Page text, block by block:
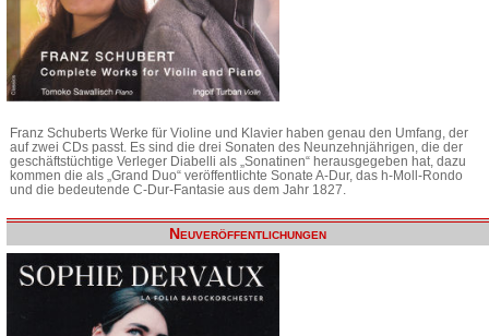
Franz Schuberts Werke für Violine und Klavier haben genau den Umfang, der
auf zwei CDs passt. Es sind die drei Sonaten des Neunzehnjährigen, die der
geschäftstüchtige Verleger Diabelli als „Sonatinen“ herausgegeben hat, dazu
kommen die als „Grand Duo“ veröffentlichte Sonate A-Dur, das h-Moll-Rondo
und die bedeutende C-Dur-Fantasie aus dem Jahr 1827.
Neuveröffentlichungen